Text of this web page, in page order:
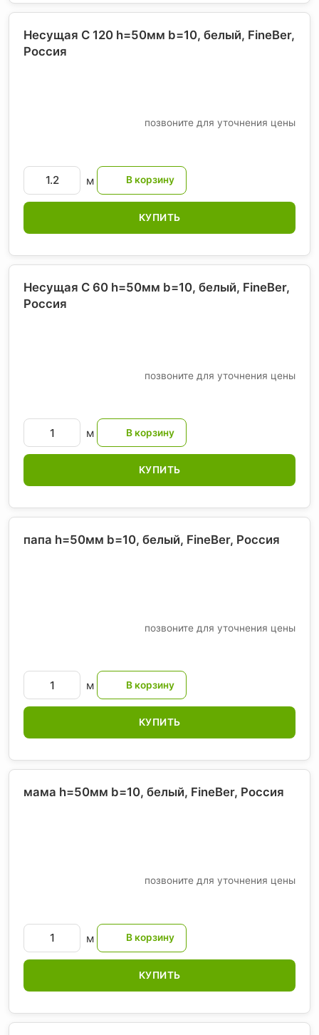
Несущая С 120 h=50мм b=10, белый, FineBer,
Россия
позвоните для уточнения цены
м
КУПИТЬ
Несущая С 60 h=50мм b=10, белый, FineBer,
Россия
позвоните для уточнения цены
м
КУПИТЬ
папа h=50мм b=10, белый, FineBer, Россия
позвоните для уточнения цены
м
КУПИТЬ
мама h=50мм b=10, белый, FineBer, Россия
позвоните для уточнения цены
м
КУПИТЬ